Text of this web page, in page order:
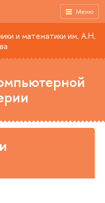
Меню
и математики им. А.Н.